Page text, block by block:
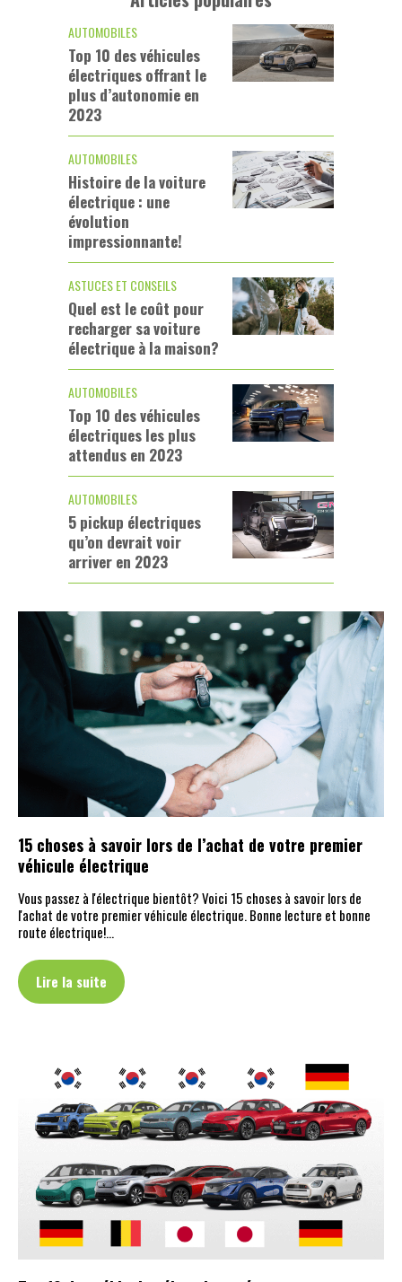
AUTOMOBILES
Top 10 des véhicules
électriques offrant le
plus d’autonomie en
2023
AUTOMOBILES
Histoire de la voiture
électrique : une
évolution
impressionnante!
ASTUCES ET CONSEILS
Quel est le coût pour
recharger sa voiture
électrique à la maison?
AUTOMOBILES
Top 10 des véhicules
électriques les plus
attendus en 2023
AUTOMOBILES
5 pickup électriques
qu’on devrait voir
arriver en 2023
15 choses à savoir lors de l’achat de votre premier
véhicule électrique
Vous passez à l'électrique bientôt? Voici 15 choses à savoir lors de
l'achat de votre premier véhicule électrique. Bonne lecture et bonne
route électrique!…
Lire la suite